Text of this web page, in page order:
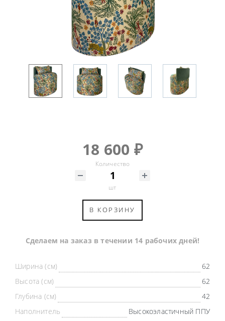
18 600 ₽
Количество
шт
В КОРЗИНУ
Cделаем на заказ в течении 14 рабочих дней!
Ширина (см)
62
Высота (см)
62
Глубина (см)
42
Наполнитель
Высокоэластичный ППУ